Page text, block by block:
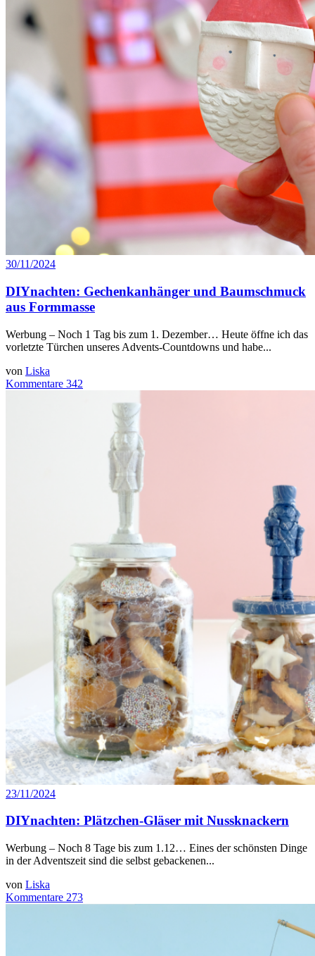
30/11/2024
DIYnachten: Gechenkanhänger und Baumschmuck
aus Formmasse
Werbung – Noch 1 Tag bis zum 1. Dezember… Heute öffne ich das
vorletzte Türchen unseres Advents-Countdowns und habe...
von Liska
Kommentare 342
23/11/2024
DIYnachten: Plätzchen-Gläser mit Nussknackern
Werbung – Noch 8 Tage bis zum 1.12… Eines der schönsten Dinge
in der Adventszeit sind die selbst gebackenen...
von Liska
Kommentare 273